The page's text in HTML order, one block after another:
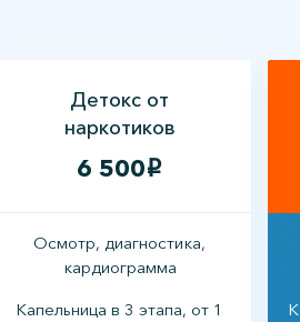
Детокс от
наркотиков
6 500i
Осмотр, диагностика,
кардиограмма
Капельница в 3 этапа, от 1